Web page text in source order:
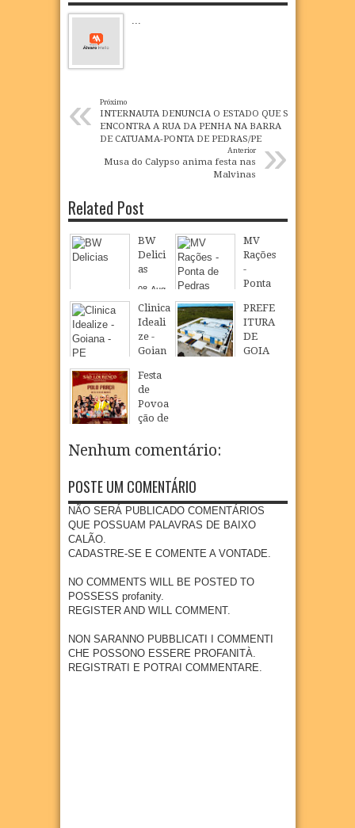
« Próximo
INTERNAUTA DENUNCIA O ESTADO QUE SE
ENCONTRA A RUA DA PENHA NA BARRA
DE CATUAMA-PONTA DE PEDRAS/PE »
Anterior
Musa do Calypso anima festa nas
Malvinas
Related Post
BW
Delici
as
08 Aug
2026
MV
Rações
-
Ponta
Pedra
s
08 Aug 2026
Clinica
Ideali
ze -
Goian
08 Aug 2026
PREFE
ITURA
DE
GOIA
LOUR
ENÇO
Festa
de
Povoa
ção de
Loure
a fé,
tradiç
ão e
cultur
comu
e
quilo
mbola
Goian
a
Nenhum comentário:
POSTE UM COMENTÁRIO
NÃO SERÁ PUBLICADO COMENTÁRIOS
QUE POSSUAM PALAVRAS DE BAIXO
CALÃO.
CADASTRE-SE E COMENTE A VONTADE.
NO COMMENTS WILL BE POSTED TO
POSSESS profanity.
REGISTER AND WILL COMMENT.
NON SARANNO PUBBLICATI I COMMENTI
CHE POSSONO ESSERE PROFANITÀ.
REGISTRATI E POTRAI COMMENTARE.